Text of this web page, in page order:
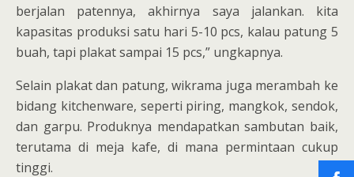
berjalan patennya, akhirnya saya jalankan. kita
kapasitas produksi satu hari 5-10 pcs, kalau patung 5
buah, tapi plakat sampai 15 pcs,” ungkapnya.
Selain plakat dan patung, wikrama juga merambah ke
bidang kitchenware, seperti piring, mangkok, sendok,
dan garpu. Produknya mendapatkan sambutan baik,
terutama di meja kafe, di mana permintaan cukup
tinggi.